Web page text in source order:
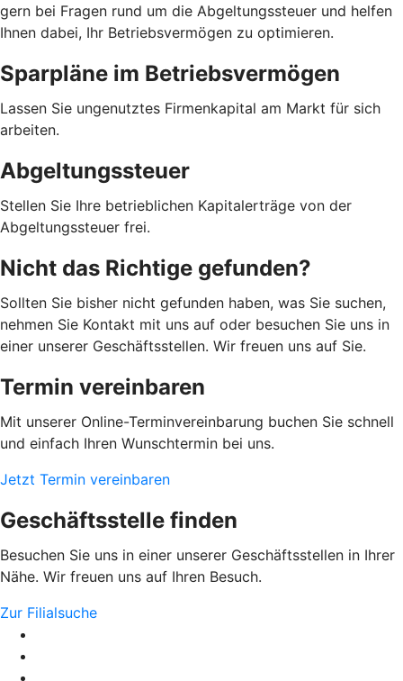
gern bei Fragen rund um die Abgeltungssteuer und helfen
Ihnen dabei, Ihr Betriebsvermögen zu optimieren.
Sparpläne im Betriebsvermögen
Lassen Sie ungenutztes Firmenkapital am Markt für sich
arbeiten.
Abgeltungssteuer
Stellen Sie Ihre betrieblichen Kapitalerträge von der
Abgeltungssteuer frei.
Nicht das Richtige gefunden?
Sollten Sie bisher nicht gefunden haben, was Sie suchen,
nehmen Sie Kontakt mit uns auf oder besuchen Sie uns in
einer unserer Geschäftsstellen. Wir freuen uns auf Sie.
Termin vereinbaren
Mit unserer Online-Terminvereinbarung buchen Sie schnell
und einfach Ihren Wunschtermin bei uns.
Jetzt Termin vereinbaren
Geschäftsstelle finden
Besuchen Sie uns in einer unserer Geschäftsstellen in Ihrer
Nähe. Wir freuen uns auf Ihren Besuch.
Zur Filialsuche